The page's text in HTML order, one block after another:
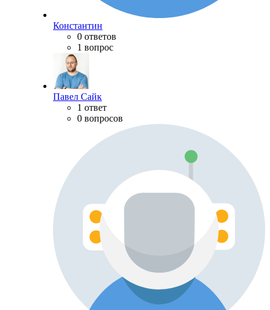
Константин
0 ответов
1 вопрос
Павел Сайк
1 ответ
0 вопросов